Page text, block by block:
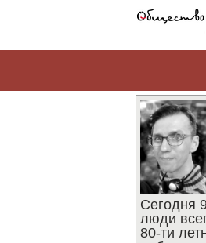
Сегодня
люди
80-ти